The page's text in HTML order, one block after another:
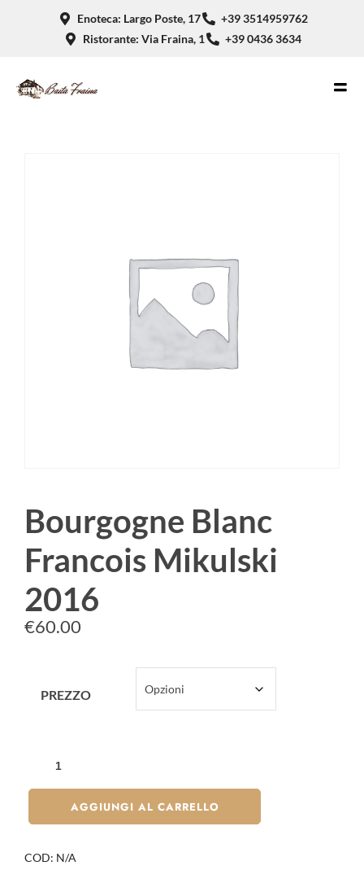
Enoteca: Largo Poste, 17
+39 3514959762
Ristorante: Via Fraina, 1
+39 0436 3634
Bourgogne Blanc
Francois Mikulski
2016
€60.00
PREZZO
AGGIUNGI AL CARRELLO
COD: N/A